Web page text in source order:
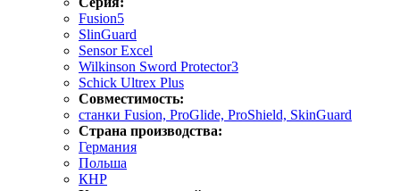
Fusion5
SlinGuard
Sensor Excel
Wilkinson Sword Protector3
Schick Ultrex Plus
Совместимость:
станки Fusion, ProGlide, ProShield, SkinGuard
Страна производства:
Германия
Польша
КНР